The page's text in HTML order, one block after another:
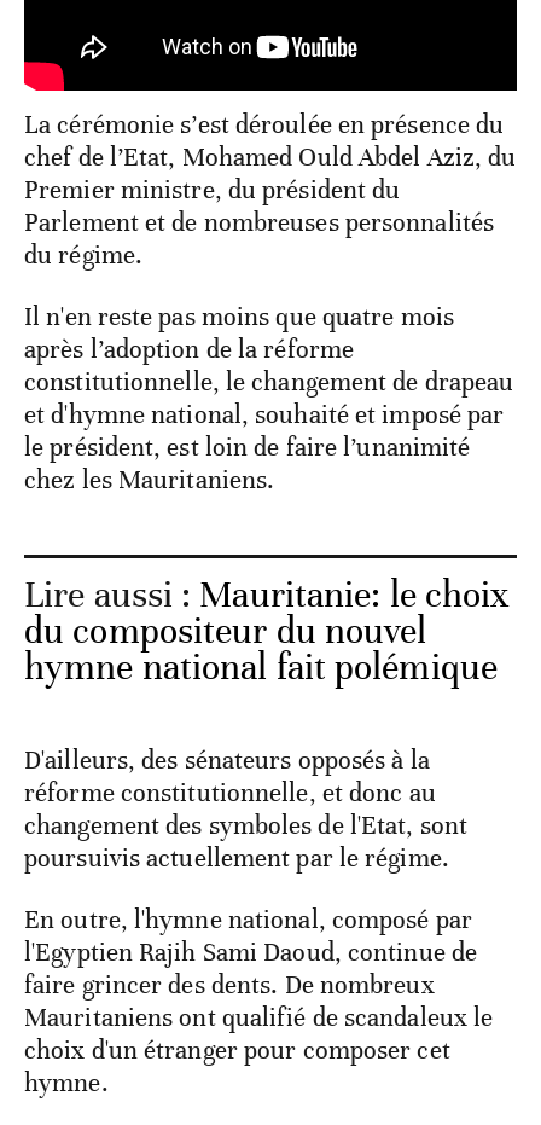
La cérémonie s’est déroulée en présence du
chef de l’Etat, Mohamed Ould Abdel Aziz, du
Premier ministre, du président du
Parlement et de nombreuses personnalités
du régime.
Il n'en reste pas moins que quatre mois
après l’adoption de la réforme
constitutionnelle, le changement de drapeau
et d'hymne national, souhaité et imposé par
le président, est loin de faire l’unanimité
chez les Mauritaniens.
Lire aussi : Mauritanie: le choix
du compositeur du nouvel
hymne national fait polémique
D'ailleurs, des sénateurs opposés à la
réforme constitutionnelle, et donc au
changement des symboles de l'Etat, sont
poursuivis actuellement par le régime.
En outre, l'hymne national, composé par
l'Egyptien Rajih Sami Daoud, continue de
faire grincer des dents. De nombreux
Mauritaniens ont qualifié de scandaleux le
choix d'un étranger pour composer cet
hymne.